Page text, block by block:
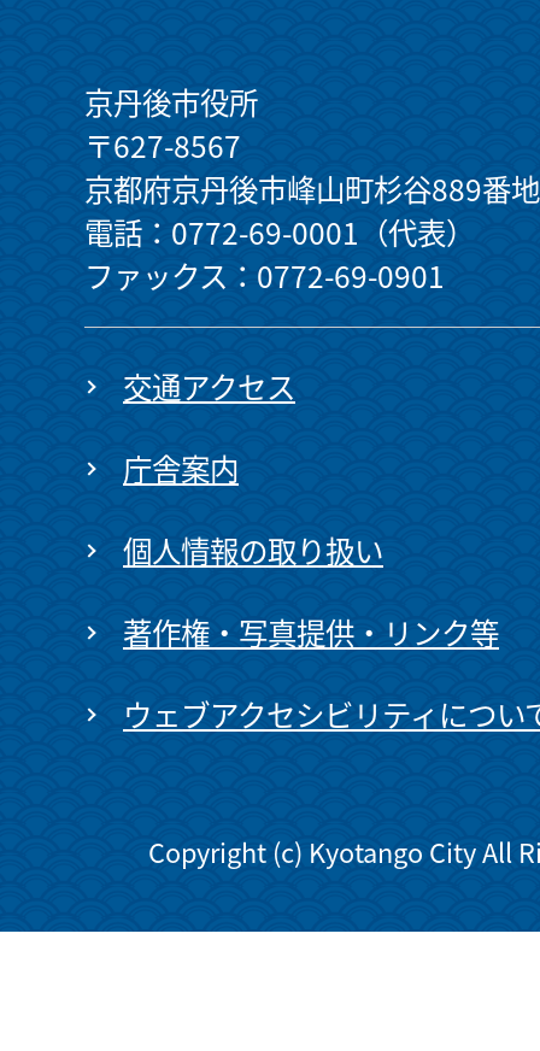
京丹後市役所
〒627-8567
京都府京丹後市峰山町杉谷889番地
電話：0772-69-0001（代表）
ファックス：0772-69-0901
交通アクセス
庁舎案内
個人情報の取り扱い
著作権・写真提供・リンク等
ウェブアクセシビリティについ
Copyright (c) Kyotango City All